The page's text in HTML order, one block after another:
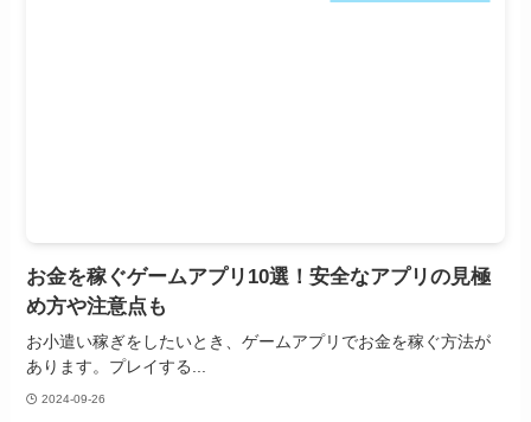
お金を稼ぐゲームアプリ10選！安全なアプリの見極
め方や注意点も
お小遣い稼ぎをしたいとき、ゲームアプリでお金を稼ぐ方法が
あります。プレイする...
2024-09-26